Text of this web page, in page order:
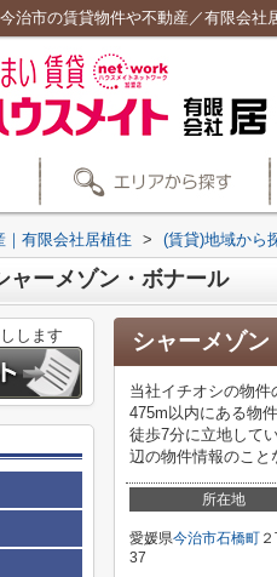
治市の賃貸物件や不動産／有限会社
有限会社居植住 > (賃貸)地域から
ャーメゾン・ボナール
シャーメゾ
当社イチオシの物
475m以内にある物
徒歩7分に立地して
辺の物件情報のこと
所在地
愛媛県今治市石橋町
37
します